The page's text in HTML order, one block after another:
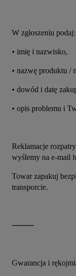
W zgłoszeniu podaj:
• imię i nazwisko,
• nazwę produktu /
• dowód i datę
• opis problemu i
Reklamacje
wyślemy na e-mail
Towar zapakuj
transporcie.
⸻
Gwarancja i